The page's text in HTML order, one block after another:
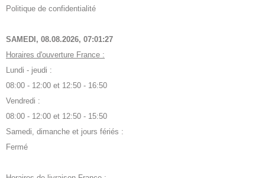
Politique de confidentialité
SAMEDI, 08.08.2026, 07:01:28
Horaires d'ouverture France :
Lundi - jeudi :
08:00 - 12:00 et 12:50 - 16:50
Vendredi :
08:00 - 12:00 et 12:50 - 15:50
Samedi, dimanche et jours fériés :
Fermé